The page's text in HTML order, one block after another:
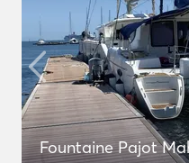
Fountaine Pajot